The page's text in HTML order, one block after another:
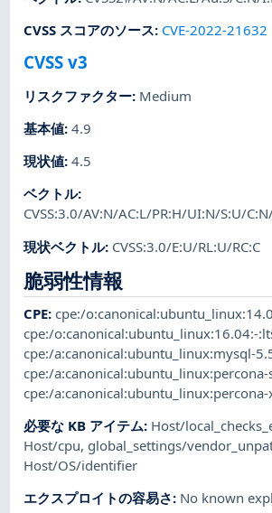
CVSS スコアのソース: CVE-2022-21632
CVSS v3
リスクファクター: Medium
基本値:4.9
現状値:4.5
ベクトル:
CVSS:3.0/AV:N/AC:L/PR:H/UI:N/S:U/
現状ベクトル: CVSS:3.0/E:U/RL:U/RC:C
脆弱性情報
CPE:cpe:/
cpe:/o:canonical:ubuntu_linux:16.04:-
cpe:/a:canonical:ubuntu_linux:mysql-
cpe:/a:canonical:ubuntu_linux:percona-
cpe:/
必要な KB アイテム: Host/
Host/cpu, global_settings/
Host/OS/identifier
エクスプロイトの容易さ: No known